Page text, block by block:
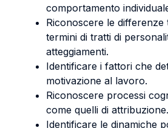
comportamento
Riconoscere le differenze
termini di tratti di
atteggiamenti.
Identificare i fattori che
motivazione al lavoro.
Riconoscere processi
come quelli di attribuzione.
Identificare le dinamiche